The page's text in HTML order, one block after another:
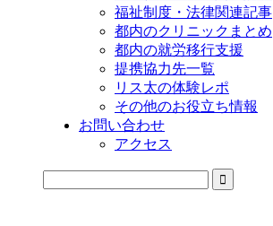
福祉制度・法律関連記事
都内のクリニックまとめ
都内の就労移行支援
提携協力先一覧
リス太の体験レポ
その他のお役立ち情報
お問い合わせ
アクセス